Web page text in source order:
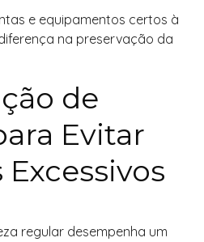
e equipamentos certos à
na preservação da
de
Evitar
regular desempenha um